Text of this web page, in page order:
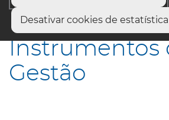
Desativar cookies de estatística
Início
Instrumentos
Gestão